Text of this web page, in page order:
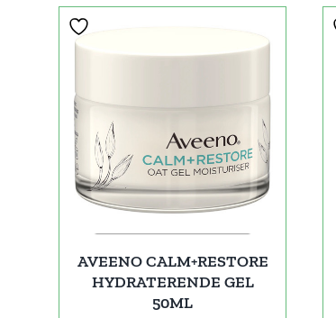
AVEENO CALM+RESTORE
HYDRATERENDE GEL
50ML